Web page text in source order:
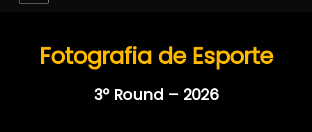
Fotografia de Esporte
3º Round – 2026